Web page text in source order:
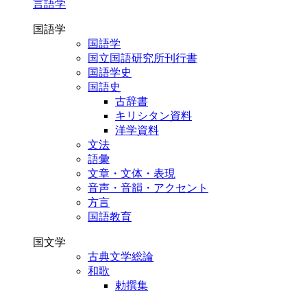
言語学
国語学
国語学
国立国語研究所刊行書
国語学史
国語史
古辞書
キリシタン資料
洋学資料
文法
語彙
文章・文体・表現
音声・音韻・アクセント
方言
国語教育
国文学
古典文学総論
和歌
勅撰集